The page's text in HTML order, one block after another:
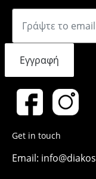
Εγγραφή
Get in touch
Email: